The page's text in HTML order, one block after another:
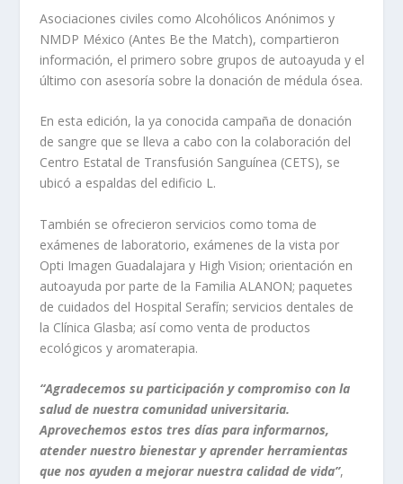
Asociaciones civiles como Alcohólicos Anónimos y
NMDP México (Antes Be the Match), compartieron
información, el primero sobre grupos de autoayuda y el
último con asesoría sobre la donación de médula ósea.
En esta edición, la ya conocida campaña de donación
de sangre que se lleva a cabo con la colaboración del
Centro Estatal de Transfusión Sanguínea (CETS), se
ubicó a espaldas del edificio L.
También se ofrecieron servicios como toma de
exámenes de laboratorio, exámenes de la vista por
Opti Imagen Guadalajara y High Vision; orientación en
autoayuda por parte de la Familia ALANON; paquetes
de cuidados del Hospital Serafín; servicios dentales de
la Clínica Glasba; así como venta de productos
ecológicos y aromaterapia.
“Agradecemos su participación y compromiso con la
salud de nuestra comunidad universitaria.
Aprovechemos estos tres días para informarnos,
atender nuestro bienestar y aprender herramientas
que nos ayuden a mejorar nuestra calidad de vida”,